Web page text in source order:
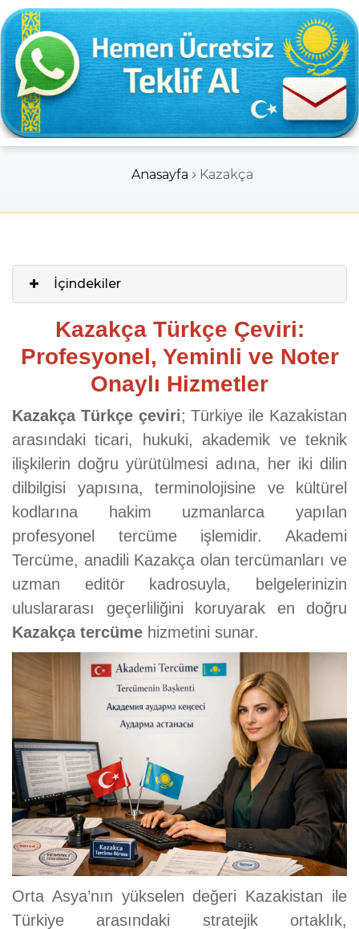
Kazakça
Anasayfa Kazakça
İçindekiler
Kazakça Türkçe Çeviri:
Profesyonel, Yeminli ve Noter
Onaylı Hizmetler
Kazakça Türkçe çeviri; Türkiye ile Kazakistan
arasındaki ticari, hukuki, akademik ve teknik
ilişkilerin doğru yürütülmesi adına, her iki dilin
dilbilgisi yapısına, terminolojisine ve kültürel
kodlarına hakim uzmanlarca yapılan
profesyonel tercüme işlemidir. Akademi
Tercüme, anadili Kazakça olan tercümanları ve
uzman editör kadrosuyla, belgelerinizin
uluslararası geçerliliğini koruyarak en doğru
Kazakça tercüme hizmetini sunar.
Orta Asya’nın yükselen değeri Kazakistan ile
Türkiye arasındaki stratejik ortaklık,